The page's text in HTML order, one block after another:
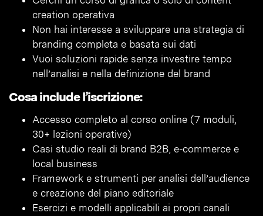
creation operativa
Non hai interesse a sviluppare una strategia di
branding completa e basata sui dati
Vuoi soluzioni rapide senza investire tempo
nell’analisi e nella definizione del brand
Cosa include l’iscrizione:
Accesso completo al corso online (7 moduli,
30+ lezioni operative)
Casi studio reali di brand B2B, e-commerce e
local business
Framework e strumenti per analisi dell’audience
e creazione del piano editoriale
Esercizi e modelli applicabili ai propri canali